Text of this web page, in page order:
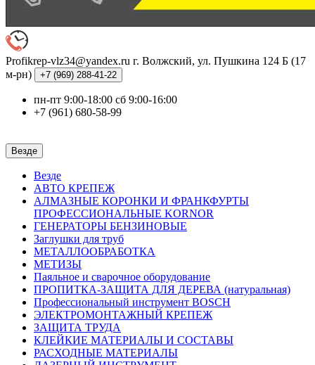
Profikrep-vlz34@yandex.ru г. Волжский, ул. Пушкина 124 Б (17
м-рн)
+7 (969) 288-41-22
пн-пт 9:00-18:00 сб 9:00-16:00
+7 (961) 680-58-99
Везде
Везде
АВТО КРЕПЕЖ
АЛМАЗНЫЕ КОРОНКИ И ФРАНКФУРТЫ
ПРОФЕССИОНАЛЬНЫЕ KORNOR
ГЕНЕРАТОРЫ БЕНЗИНОВЫЕ
Заглушки для труб
МЕТАЛЛООБРАБОТКА
МЕТИЗЫ
Паяльное и сварочное оборудование
ПРОПИТКА-ЗАЩИТА ДЛЯ ДЕРЕВА (натуральная)
Профессиональный инструмент BOSCH
ЭЛЕКТРОМОНТАЖНЫЙ КРЕПЕЖ
ЗАЩИТА ТРУДА
КЛЕЙКИЕ МАТЕРИАЛЫ И СОСТАВЫ
РАСХОДНЫЕ МАТЕРИАЛЫ